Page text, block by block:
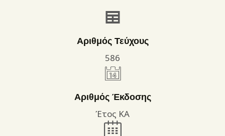
Αριθμός Τεύχους
586
Αριθμός Έκδοσης
Έτος ΚΑ